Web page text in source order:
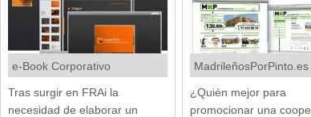
e-Book Corporativo
Tras surgir en FRAi la
necesidad de elaborar un
MadrileñosPorPinto.es
¿Quién mejor para
promocionar una